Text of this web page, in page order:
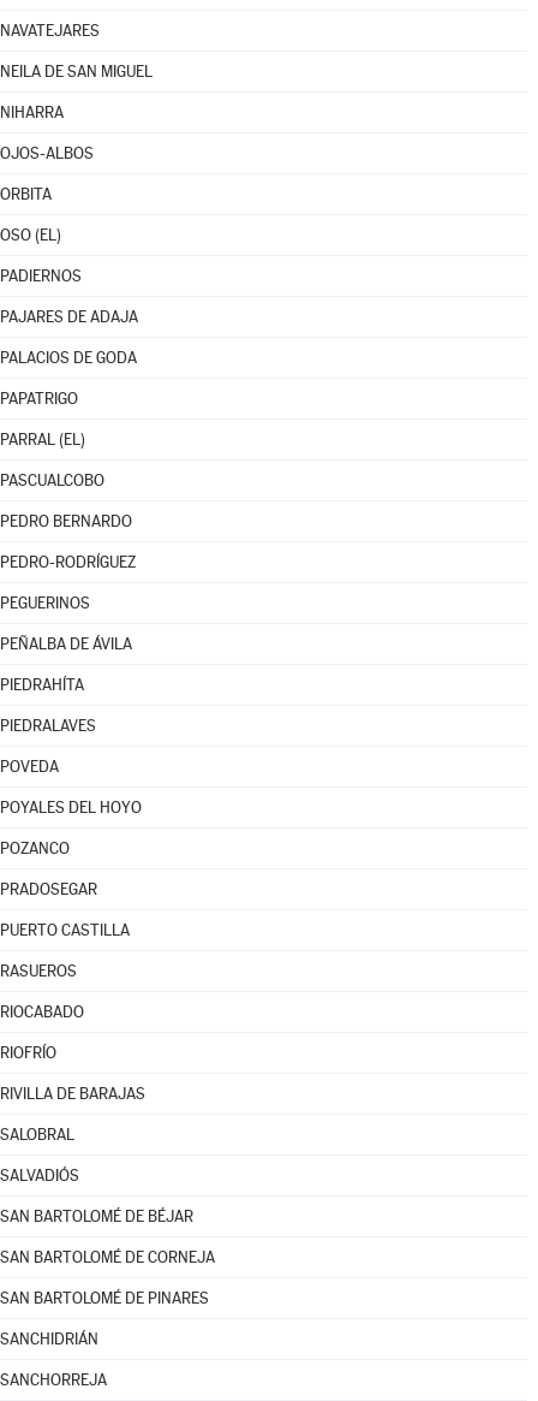
NAVATEJARES
NEILA DE SAN MIGUEL
NIHARRA
OJOS-ALBOS
ORBITA
OSO (EL)
PADIERNOS
PAJARES DE ADAJA
PALACIOS DE GODA
PAPATRIGO
PARRAL (EL)
PASCUALCOBO
PEDRO BERNARDO
PEDRO-RODRÍGUEZ
PEGUERINOS
PEÑALBA DE ÁVILA
PIEDRAHÍTA
PIEDRALAVES
POVEDA
POYALES DEL HOYO
POZANCO
PRADOSEGAR
PUERTO CASTILLA
RASUEROS
RIOCABADO
RIOFRÍO
RIVILLA DE BARAJAS
SALOBRAL
SALVADIÓS
SAN BARTOLOMÉ DE BÉJAR
SAN BARTOLOMÉ DE CORNEJA
SAN BARTOLOMÉ DE PINARES
SANCHIDRIÁN
SANCHORREJA